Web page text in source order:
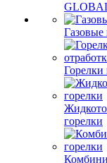
Газовые
Горелки
горелки